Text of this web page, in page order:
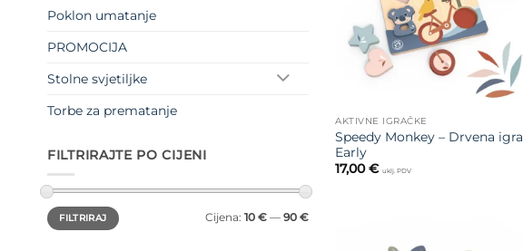
Poklon umatanje
PROMOCIJA
Stolne svjetiljke
Torbe za prematanje
FILTRIRAJTE PO CIJENI
Min
cijena
Maks
cijenaFILTRIRAJ Cijena: 10 €— 90 €
AKTIVNE IGRAČKE
Speedy Monkey – Drvena igra
Early
17,00€ uklj. PDV